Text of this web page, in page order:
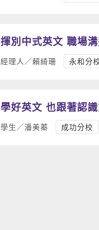
揮別中式英文 職場
經理人／賴綺珊 永和分
學好英文 也跟著認
學生／潘美蓁 成功分校